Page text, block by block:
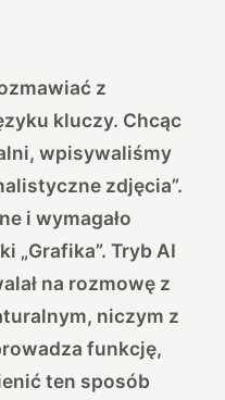
z
kluczy. Chcąc
wpisywaliśmy
zdjęcia”.
i wymagało
„Grafika”. Tryb AI
na rozmowę z
niczym z
funkcję,
ten sposób